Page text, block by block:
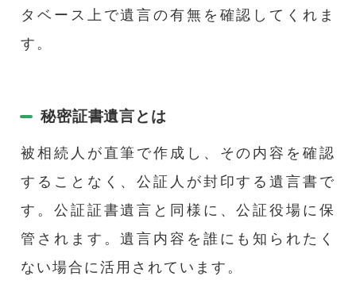
タベース上で遺言の有無を確認してくれま
す。
秘密証書遺言とは
被相続人が直筆で作成し、その内容を確認
することなく、公証人が封印する遺言書で
す。公証証書遺言と同様に、公証役場に保
管されます。遺言内容を誰にも知られたく
ない場合に活用されています。